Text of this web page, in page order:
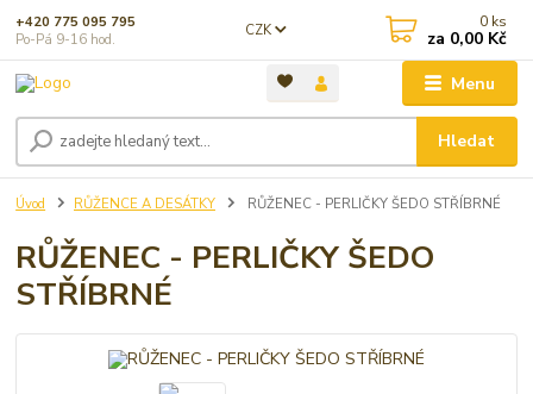
Menu
CZK
Hledat
+420 775 095 795
Po-Pá 9-16 hod.
0 ks
za 0,00 Kč
Úvod RŮŽENCE A DESÁTKY RŮŽENEC - PERLIČKY ŠEDO STŘÍBRNÉ
RŮŽENEC - PERLIČKY ŠEDO
STŘÍBRNÉ